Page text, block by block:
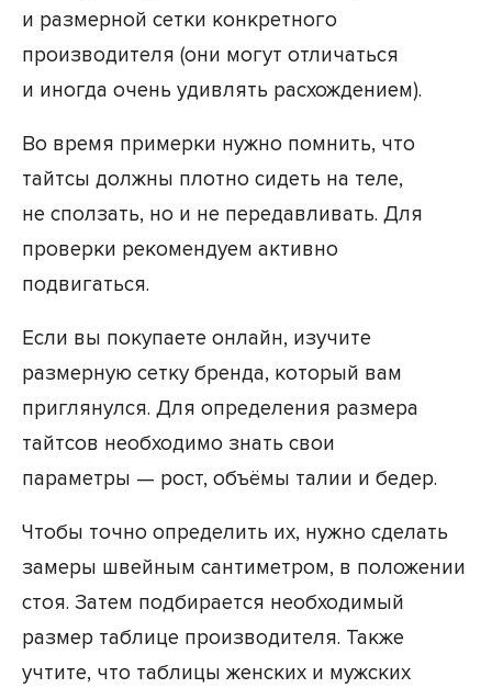
и размерной сетки конкретного
производителя (они могут отличаться
и иногда очень удивлять расхождением).
Во время примерки нужно помнить, что
тайтсы должны плотно сидеть на теле,
не сползать, но и не передавливать. Для
проверки рекомендуем активно
подвигаться.
Если вы покупаете онлайн, изучите
размерную сетку бренда, который вам
приглянулся. Для определения размера
тайтсов необходимо знать свои
параметры — рост, объёмы талии и бедер.
Чтобы точно определить их, нужно сделать
замеры швейным сантиметром, в положении
стоя. Затем подбирается необходимый
размер таблице производителя. Также
учтите, что таблицы женских и мужских